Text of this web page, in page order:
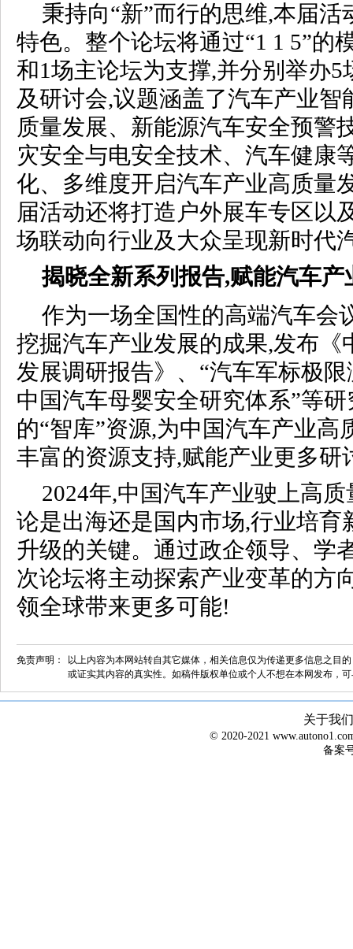
秉持向“新”而行的思维,本届
特色。整个论坛将通过“1 1 5”的
和1场主论坛为支撑,并分别举办
及研讨会,议题涵盖了汽车产业智
质量发展、新能源汽车安全预警
灾安全与电安全技术、汽车健康
化、多维度开启汽车产业高质量
届活动还将打造户外展车专区以
场联动向行业及大众呈现新时代
揭晓全新系列报告,赋能汽车产
作为一场全国性的高端汽车会
挖掘汽车产业发展的成果,发布《
发展调研报告》、“汽车军标极
中国汽车母婴安全研究体系”等
的“智库”资源,为中国汽车产业高
丰富的资源支持,赋能产业更多研
2024年,中国汽车产业驶上高
论是出海还是国内市场,行业培育
升级的关键。通过政企领导、学
次论坛将主动探索产业变革的方
领全球带来更多可能!
免责声明：
以上内容为本网站转自其它媒体，相关信息仅为传递更多信息之目
或证实其内容的真实性。如稿件版权单位或个人不想在本网发布，
关于我们
© 2020-2021
备案